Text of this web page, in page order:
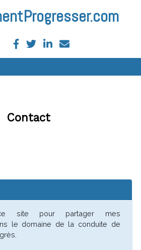
Contact
site pour partager mes
le domaine de la conduite de